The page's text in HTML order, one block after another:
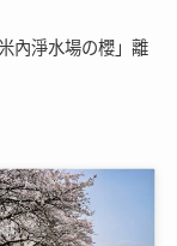
內淨水場の櫻」離